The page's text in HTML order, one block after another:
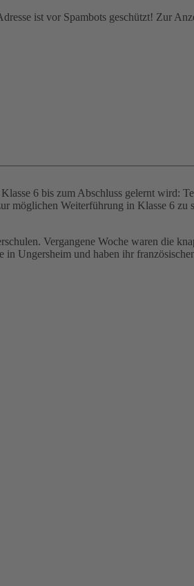
ist vor Spambots geschützt! Zur
6 bis zum Abschluss gelernt wird:
möglichen Weiterführung in Klasse 6
Vergangene Woche waren die
in Ungersheim und haben ihr